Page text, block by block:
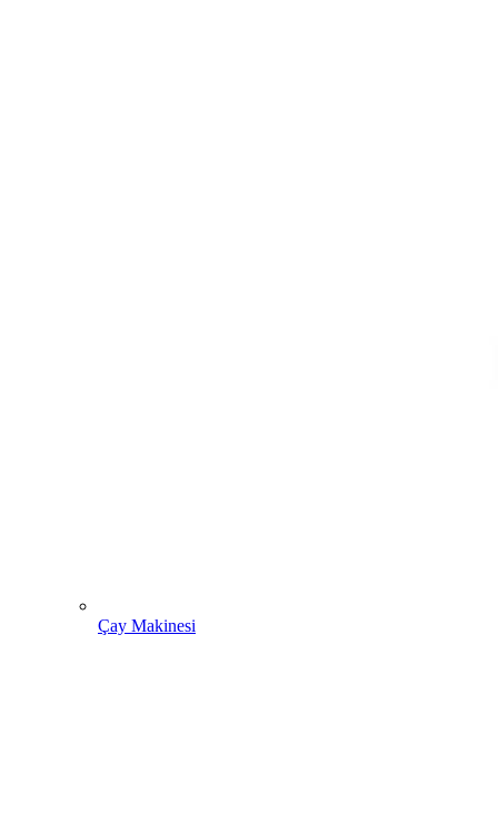
Çay Makinesi